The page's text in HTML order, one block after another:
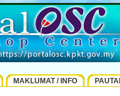
MAKLUMAT / INFO